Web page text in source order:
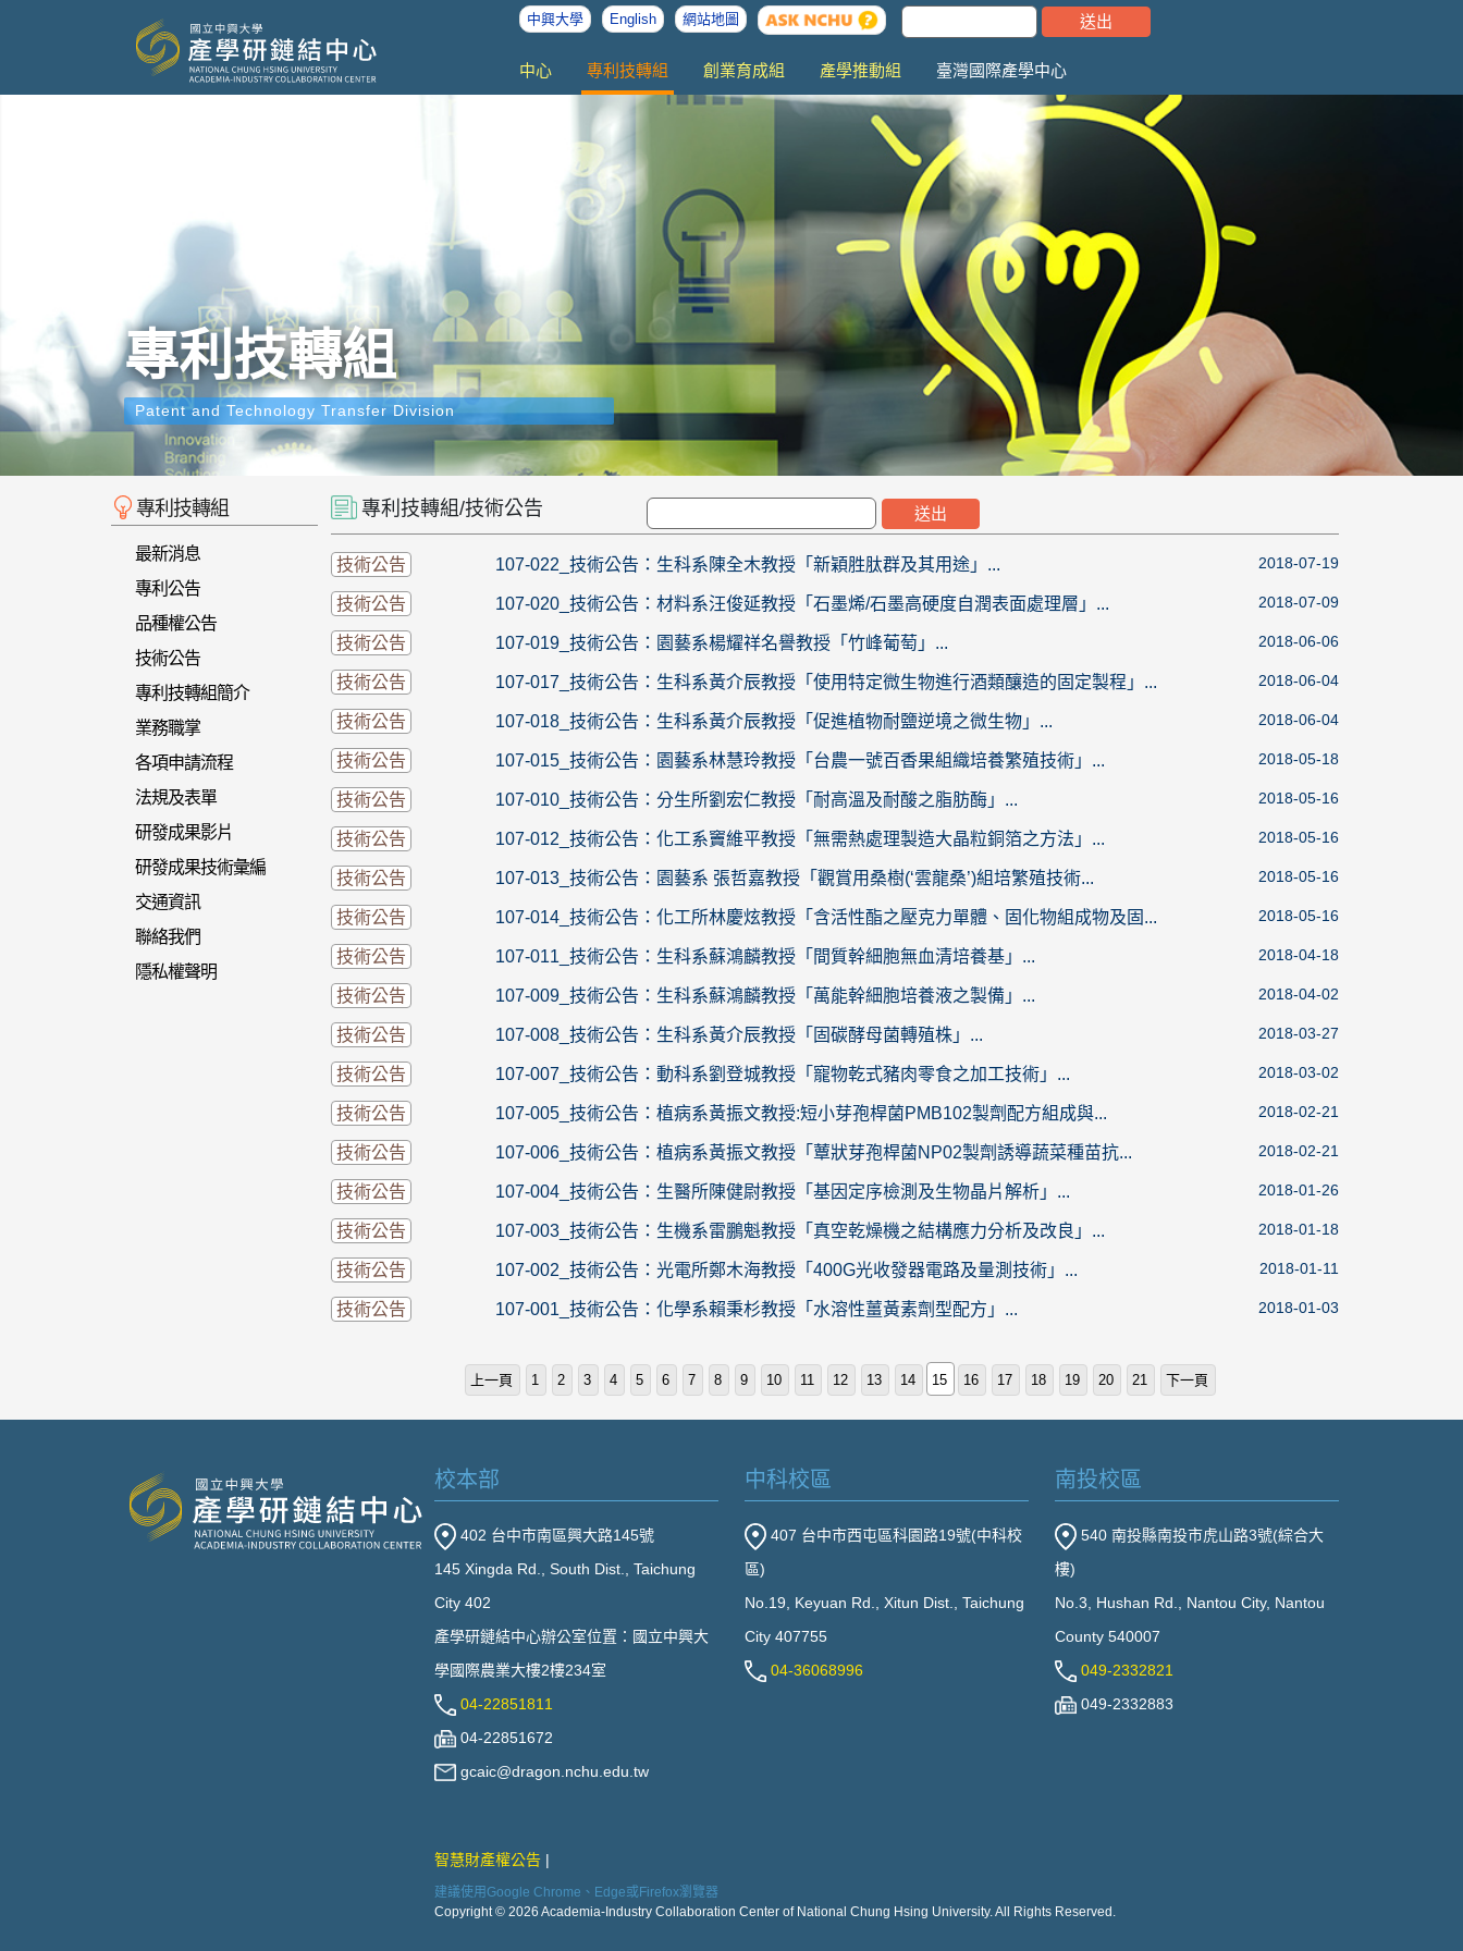
中興大學 English 網站地圖
中心 專利技轉組 創業育成組 產學推動組 臺灣國際產學中心
專利技轉組
Patent and Technology Transfer Division
專利技轉組
最新消息
專利公告
品種權公告
技術公告
專利技轉組簡介
業務職掌
各項申請流程
法規及表單
研發成果影片
研發成果技術彙編
交通資訊
聯絡我們
隱私權聲明
專利技轉組/技術公告
技術公告 107-022_技術公告：生科系陳全木教授「新穎胜肽群及其用途」... 2018-07-19
技術公告 107-020_技術公告：材料系汪俊延教授「石墨烯/石墨高硬度自潤表面處理層」... 2018-07-09
技術公告 107-019_技術公告：園藝系楊耀祥名譽教授「竹峰葡萄」... 2018-06-06
技術公告 107-017_技術公告：生科系黃介辰教授「使用特定微生物進行酒類釀造的固定製程」... 2018-06-04
技術公告 107-018_技術公告：生科系黃介辰教授「促進植物耐鹽逆境之微生物」... 2018-06-04
技術公告 107-015_技術公告：園藝系林慧玲教授「台農一號百香果組織培養繁殖技術」... 2018-05-18
技術公告 107-010_技術公告：分生所劉宏仁教授「耐高溫及耐酸之脂肪酶」... 2018-05-16
技術公告 107-012_技術公告：化工系竇維平教授「無需熱處理製造大晶粒銅箔之方法」... 2018-05-16
技術公告 107-013_技術公告：園藝系 張哲嘉教授「觀賞用桑樹(‘雲龍桑’)組培繁殖技術... 2018-05-16
技術公告 107-014_技術公告：化工所林慶炫教授「含活性酯之壓克力單體、固化物組成物及固... 2018-05-16
技術公告 107-011_技術公告：生科系蘇鴻麟教授「間質幹細胞無血清培養基」... 2018-04-18
技術公告 107-009_技術公告：生科系蘇鴻麟教授「萬能幹細胞培養液之製備」... 2018-04-02
技術公告 107-008_技術公告：生科系黃介辰教授「固碳酵母菌轉殖株」... 2018-03-27
技術公告 107-007_技術公告：動科系劉登城教授「寵物乾式豬肉零食之加工技術」... 2018-03-02
技術公告 107-005_技術公告：植病系黃振文教授:短小芽孢桿菌PMB102製劑配方組成與... 2018-02-21
技術公告 107-006_技術公告：植病系黃振文教授「蕈狀芽孢桿菌NP02製劑誘導蔬菜種苗抗... 2018-02-21
技術公告 107-004_技術公告：生醫所陳健尉教授「基因定序檢測及生物晶片解析」... 2018-01-26
技術公告 107-003_技術公告：生機系雷鵬魁教授「真空乾燥機之結構應力分析及改良」... 2018-01-18
技術公告 107-002_技術公告：光電所鄭木海教授「400G光收發器電路及量測技術」... 2018-01-11
技術公告 107-001_技術公告：化學系賴秉杉教授「水溶性薑黃素劑型配方」... 2018-01-03
上一頁 1 2 3 4 5 6 7 8 9 10 11 12 13 14 15 16 17 18 19 20 21 下一頁
校本部
402 台中市南區興大路145號
145 Xingda Rd., South Dist., Taichung
City 402
產學研鏈結中心辦公室位置：國立中興大
學國際農業大樓2樓234室
04-22851811
04-22851672
gcaic@dragon.nchu.edu.tw
中科校區
407 台中市西屯區科園路19號(中科校
區)
No.19, Keyuan Rd., Xitun Dist., Taichung
City 407755
04-36068996
南投校區
540 南投縣南投市虎山路3號(綜合大
樓)
No.3, Hushan Rd., Nantou City, Nantou
County 540007
049-2332821
049-2332883
智慧財產權公告
建議使用Google Chrome、Edge或Firefox瀏覽器
Copyright © 2026 Academia-Industry Collaboration Center of National Chung Hsing University. All Rights Reserved.